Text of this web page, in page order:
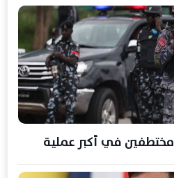
نيجيريا تعلن إنقاذ 308 مختطفين في أكبر عملية